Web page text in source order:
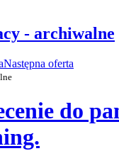
- archiwalne
Następna oferta
do